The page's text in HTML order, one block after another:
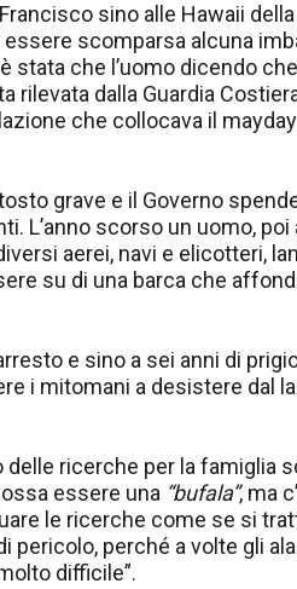
sino alle Hawaii
scomparsa alcuna
stata che l’uomo dicendo
rilevata dalla Guardia
che collocava il
grave e il Governo
L’anno scorso un uomo, poi
aerei, navi e elicotteri,
su di una barca che
e sino a sei anni di
i mitomani a desistere dal
delle ricerche per la famiglia
essere una “bufala”, ma
le ricerche come se si
pericolo, perché a volte gli
difficile”.